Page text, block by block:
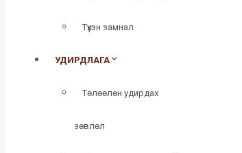
Түүхэн замнал
УДИРДЛАГА
Төлөөлөн удирдах
зөвлөл